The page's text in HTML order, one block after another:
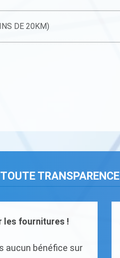
DE 20KM)
TRANSPARENCE
les fournitures !
aucun bénéfice sur